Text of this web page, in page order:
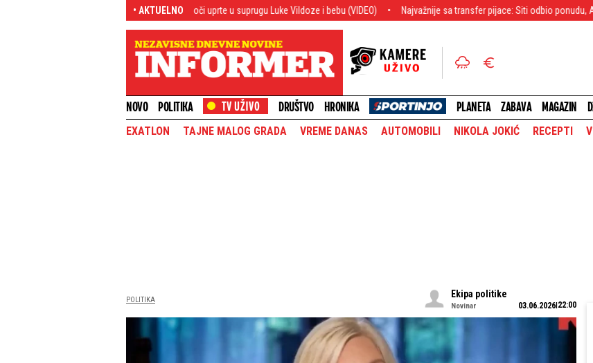
• AKTUELNO
u Beogradu sa sinom Teom: Sve oči uprte u suprugu Luke Vildoze i bebu (VIDEO) Najvažnije sa transfer pijace: Siti odbio ponudu, Arsenal
NOVO POLITIKA DRUŠTVO HRONIKA PLANETA ZABAVA MAGAZIN
EXATLON TAJNE MALOG GRADA VREME DANAS AUTOMOBILI NIKOLA JOKIĆ RECEPTI
POLITIKA
Ekipa politike
Novinar 03.06.2026 22:00